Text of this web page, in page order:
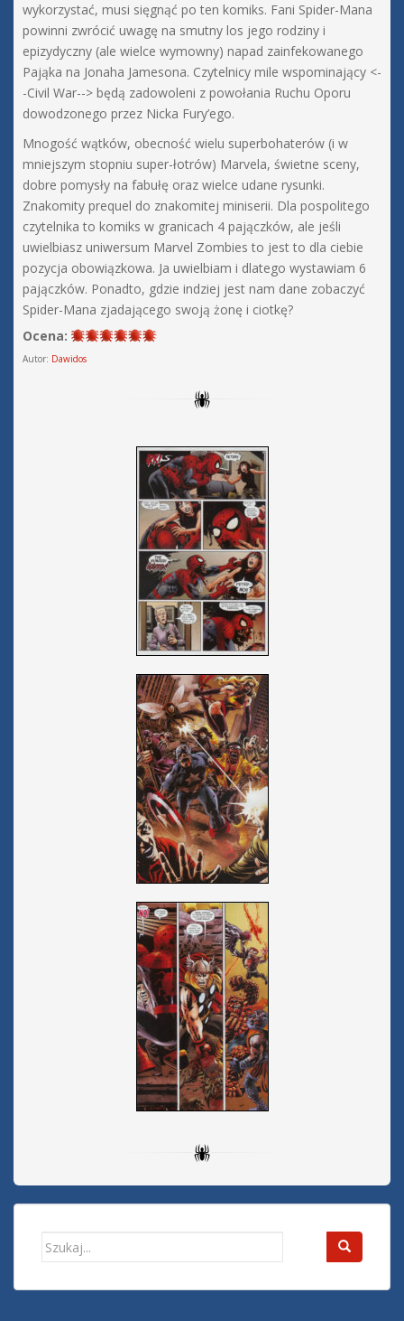
wykorzystać, musi sięgnąć po ten komiks. Fani Spider-Mana
powinni zwrócić uwagę na smutny los jego rodziny i
epizydyczny (ale wielce wymowny) napad zainfekowanego
Pająka na Jonaha Jamesona. Czytelnicy mile wspominający <-
-Civil War--> będą zadowoleni z powołania Ruchu Oporu
dowodzonego przez Nicka Fury’ego.
Mnogość wątków, obecność wielu superbohaterów (i w
mniejszym stopniu super-łotrów) Marvela, świetne sceny,
dobre pomysły na fabułę oraz wielce udane rysunki.
Znakomity prequel do znakomitej miniserii. Dla pospolitego
czytelnika to komiks w granicach 4 pajączków, ale jeśli
uwielbiasz uniwersum Marvel Zombies to jest to dla ciebie
pozycja obowiązkowa. Ja uwielbiam i dlatego wystawiam 6
pajączków. Ponadto, gdzie indziej jest nam dane zobaczyć
Spider-Mana zjadającego swoją żonę i ciotkę?
Ocena:
Autor: Dawidos
Search